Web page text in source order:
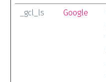
_gcl_ls Google